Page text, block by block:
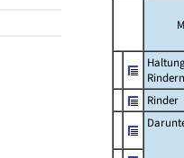
Rindern
Rinder